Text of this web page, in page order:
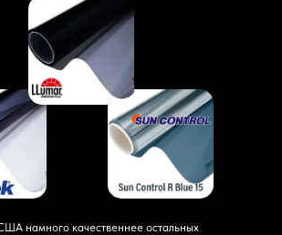
намного качественнее остальных